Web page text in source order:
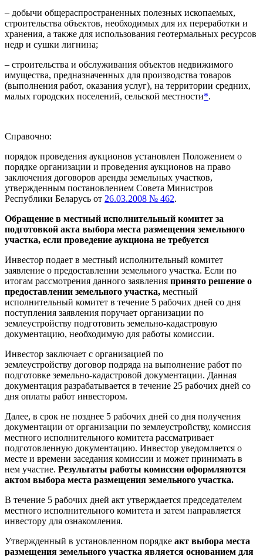
– добычи общераспространенных полезных ископаемых,
строительства объектов, необходимых для их переработки и
хранения, а также для использования геотермальных ресурсов
недр и сушки лигнина;
– строительства и обслуживания объектов недвижимого
имущества, предназначенных для производства товаров
(выполнения работ, оказания услуг), на территории средних,
малых городских поселений, сельской местности*.
Справочно:
порядок проведения аукционов установлен Положением о
порядке организации и проведения аукционов на право
заключения договоров аренды земельных участков,
утвержденным постановлением Совета Министров
Республики Беларусь от 26.03.2008 № 462.
Обращение в местный исполнительный комитет за
подготовкой акта выбора места размещения земельного
участка, если проведение аукциона не требуется
Инвестор подает в местный исполнительный комитет
заявление о предоставлении земельного участка. Если по
итогам рассмотрения данного заявления принято решение о
предоставлении земельного участка, местный
исполнительный комитет в течение 5 рабочих дней со дня
поступления заявления поручает организации по
землеустройству подготовить земельно-кадастровую
документацию, необходимую для работы комиссии.
Инвестор заключает с организацией по
землеустройству договор подряда на выполнение работ по
подготовке земельно-кадастровой документации. Данная
документация разрабатывается в течение 25 рабочих дней со
дня оплаты работ инвестором.
Далее, в срок не позднее 5 рабочих дней со дня получения
документации от организации по землеустройству, комиссия
местного исполнительного комитета рассматривает
подготовленную документацию. Инвестор уведомляется о
месте и времени заседания комиссии и может принимать в
нем участие. Результаты работы комиссии оформляются
актом выбора места размещения земельного участка.
В течение 5 рабочих дней акт утверждается председателем
местного исполнительного комитета и затем направляется
инвестору для ознакомления.
Утвержденный в установленном порядке акт выбора места
размещения земельного участка является основанием для